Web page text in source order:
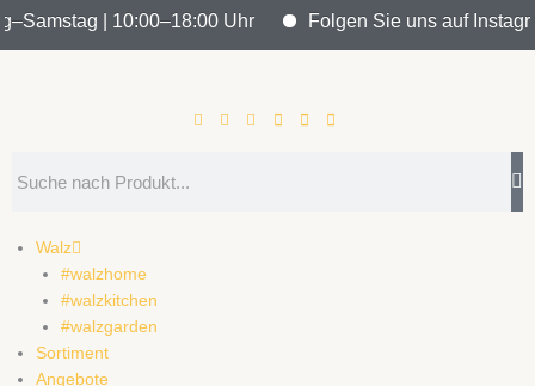
| 10:00–18:00 Uhr Folgen Sie uns auf
Zum
Walz
#walzhome
#walzkitchen
#walzgarden
Sortiment
Angebote